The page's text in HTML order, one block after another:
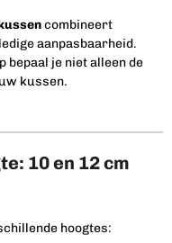
combineert
aanpasbaarheid.
bepaal je niet alleen de
kussen.
10 en 12 cm
hoogtes: